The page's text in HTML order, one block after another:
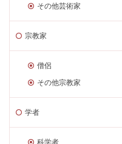
その他芸術家
宗教家
僧侶
その他宗教家
学者
科学者